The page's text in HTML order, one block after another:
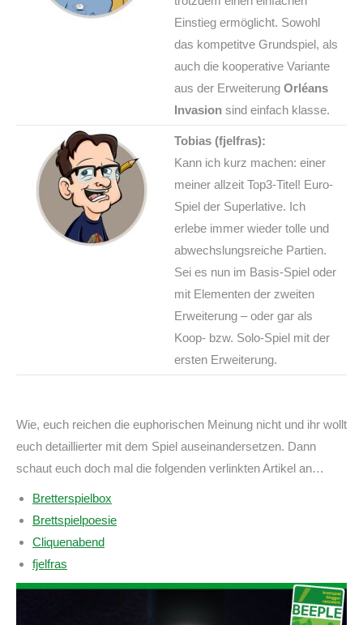
Einstieg ermöglicht. Sowohl
das kompetitve Grundspiel, als
auch die kooperative Variante
aus der Erweiterung Orléans
Invasion sind einfach klasse.
Tobias (fjelfras):
Kann ich kurz machen: einer
meiner allzeit Top3-Titel! Euro-
Spiel der Superlative. Ich
erlebe immer wieder tolle und
abwechslungsreiche Partien.
Sei es nun im Basis-Spiel oder
mit Elementen der zweiten
Erweiterung – oder gar als
Koop- bzw. Solo-Spiel mit der
ersten Erweiterung.
Wie, euch reichen die euphorischen Meinung nicht und ihr wollt
euch detaillierter mit dem Spiel auseinandersetzen. Dann
schaut euch doch mal die folgenden verlinkten Artikel an…
Bretterspielbox
Brettspielpoesie
Cliquenabend
fjelfras